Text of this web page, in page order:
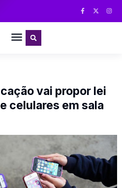
vai propor lei
celulares em sala